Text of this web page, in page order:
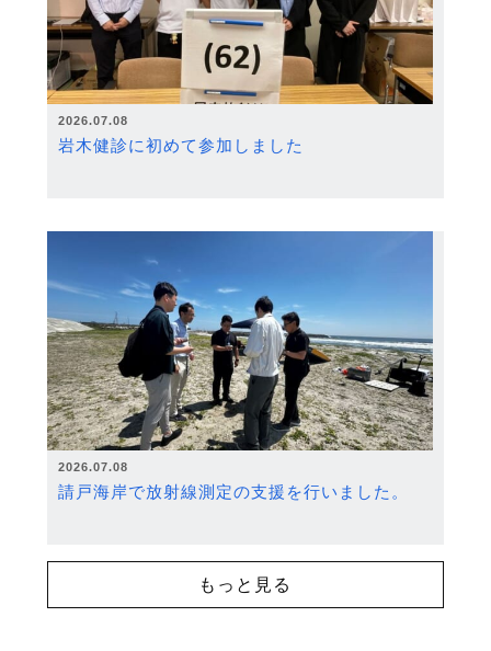
2026.07.08
岩木健診に初めて参加しました
2026.07.08
請戸海岸で放射線測定の支援を行いました。
もっと見る